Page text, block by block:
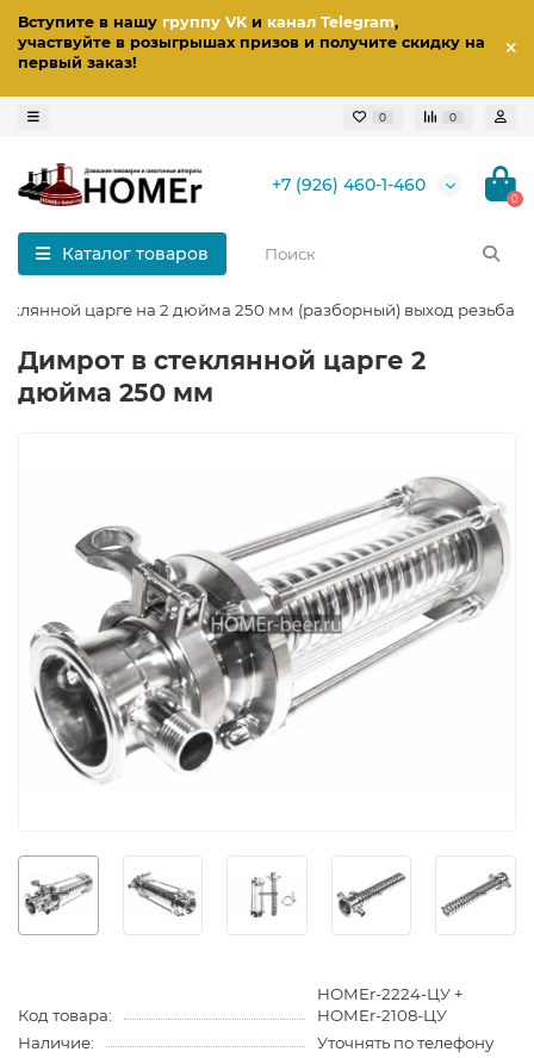
Вступите в нашу группу VKи канал Telegram,
участвуйте в розыгрышах призов и получите скидку на
первый заказ!
0 0
+7 (926) 460-1-460
0
Каталог товаров
царге на 2 дюйма 250 мм (разборный) выход резьба 1/
Димрот в стеклянной царге 2
дюйма 250 мм
Код товара:
HOMEr-2224-ЦУ +
HOMEr-2108-ЦУ
Наличие:
Уточнять по телефону